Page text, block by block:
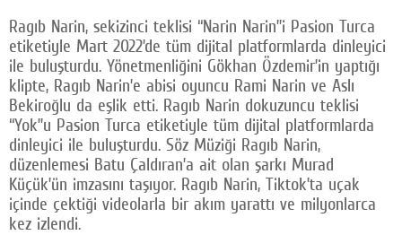
Ragıb Narin, sekizinci teklisi “Narin Narin”i Pasion Turca
etiketiyle Mart 2022’de tüm dijital platformlarda dinleyici
ile buluşturdu. Yönetmenliğini Gökhan Özdemir’in yaptığı
klipte, Ragıb Narin’e abisi oyuncu Rami Narin ve Aslı
Bekiroğlu da eşlik etti. Ragıb Narin dokuzuncu teklisi
“Yok”u Pasion Turca etiketiyle tüm dijital platformlarda
dinleyici ile buluşturdu. Söz Müziği Ragıb Narin,
düzenlemesi Batu Çaldıran’a ait olan şarkı Murad
Küçük’ün imzasını taşıyor. Ragıb Narin, Tiktok’ta uçak
içinde çektiği videolarla bir akım yarattı ve milyonlarca
kez izlendi.